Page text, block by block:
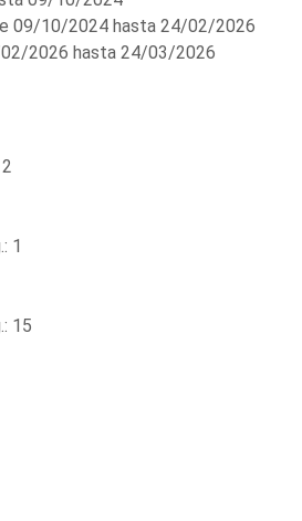
09/10/2024 hasta 24/02/2026
2026 hasta 24/03/2026
1
15